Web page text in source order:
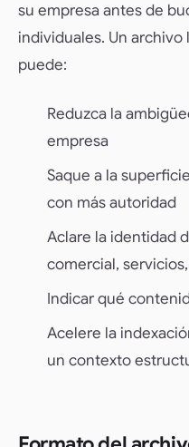
su empresa antes de
individuales. Un
puede:
Reduzca la
empresa
Saque a la
con más autoridad
Aclare la identidad
comercial,
Indicar qué
Acelere la
un contexto